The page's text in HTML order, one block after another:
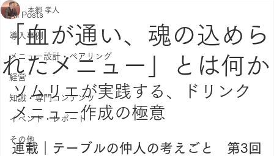
All Posts
導入事例
メニュー設計・ペアリング
経営
知識・専門コンテンツ
イベント・レポート
その他
「血が通い、魂の込めら
れたメニュー」とは何か
本郷 孝人
ソムリエが実践する、ドリンク
メニュー作成の極意
連載｜テーブルの仲人の考えごと　第3回